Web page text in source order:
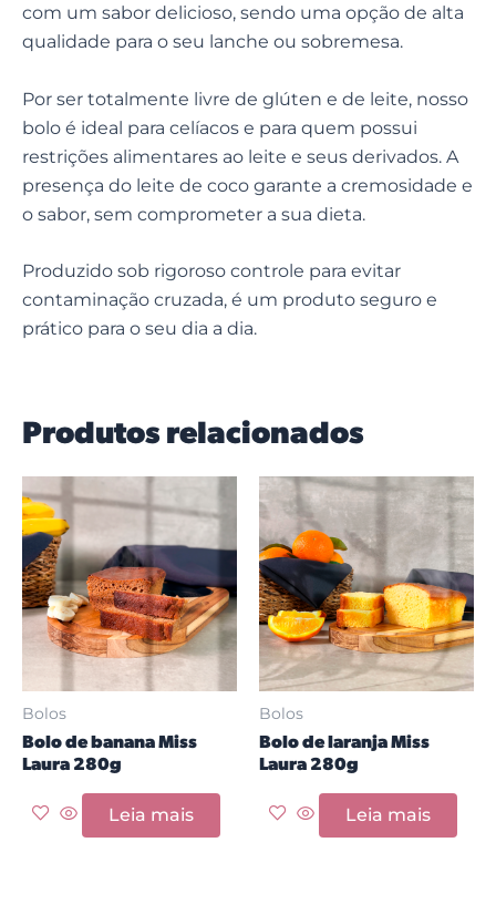
com um sabor delicioso, sendo uma opção de alta
qualidade para o seu lanche ou sobremesa.
Por ser totalmente livre de glúten e de leite, nosso
bolo é ideal para celíacos e para quem possui
restrições alimentares ao leite e seus derivados. A
presença do leite de coco garante a cremosidade e
o sabor, sem comprometer a sua dieta.
Produzido sob rigoroso controle para evitar
contaminação cruzada, é um produto seguro e
prático para o seu dia a dia.
Produtos relacionados
Bolos
Bolo de banana Miss
Laura 280g
Leia mais
Bolos
Bolo de laranja Miss
Laura 280g
Leia mais